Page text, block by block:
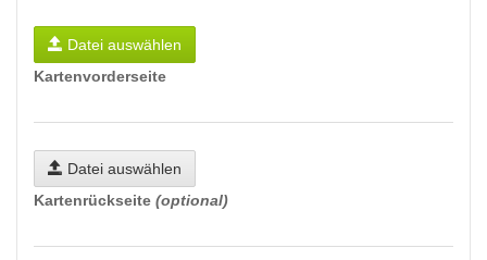
Datei auswählen
Kartenvorderseite
Datei auswählen
Kartenrückseite (optional)